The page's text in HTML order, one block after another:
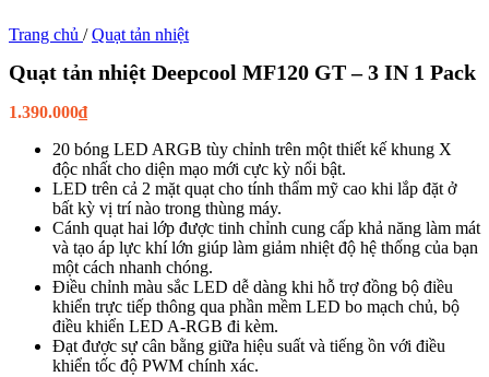
Trang chủ / Quạt tản nhiệt
Quạt tản nhiệt Deepcool MF120 GT – 3 IN 1 Pack
1.390.000₫
20 bóng LED ARGB tùy chỉnh trên một thiết kế khung X
độc nhất cho diện mạo mới cực kỳ nổi bật.
LED trên cả 2 mặt quạt cho tính thẩm mỹ cao khi lắp đặt ở
bất kỳ vị trí nào trong thùng máy.
Cánh quạt hai lớp được tinh chỉnh cung cấp khả năng làm mát
và tạo áp lực khí lớn giúp làm giảm nhiệt độ hệ thống của bạn
một cách nhanh chóng.
Điều chỉnh màu sắc LED dễ dàng khi hỗ trợ đồng bộ điều
khiển trực tiếp thông qua phần mềm LED bo mạch chủ, bộ
điều khiển LED A-RGB đi kèm.
Đạt được sự cân bằng giữa hiệu suất và tiếng ồn với điều
khiển tốc độ PWM chính xác.